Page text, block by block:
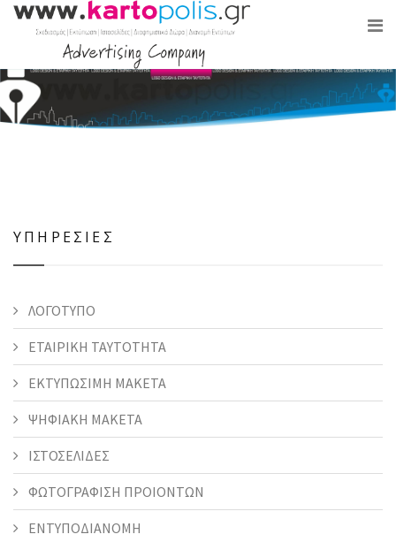
ΥΠΗΡΕΣΙΕΣ
ΛΟΓΟΤΥΠΟ
ΕΤΑΙΡΙΚΗ ΤΑΥΤΟΤΗΤΑ
ΕΚΤΥΠΩΣΙΜΗ ΜΑΚΕΤΑ
ΨΗΦΙΑΚΗ ΜΑΚΕΤΑ
ΙΣΤΟΣΕΛΙΔΕΣ
ΦΩΤΟΓΡΑΦΙΣΗ ΠΡΟΙΟΝΤΩΝ
ΕΝΤΥΠΟΔΙΑΝΟΜΗ